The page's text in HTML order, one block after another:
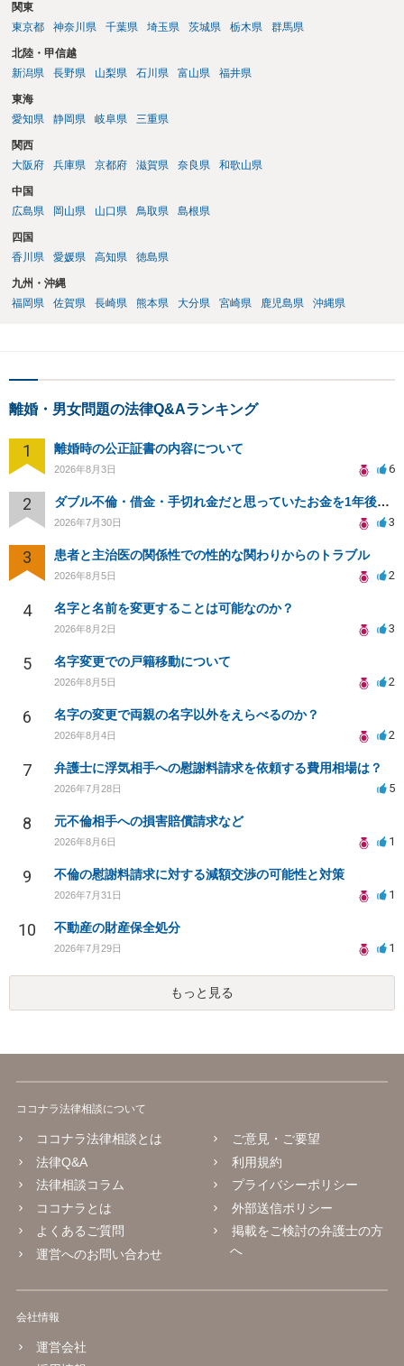
関東
東京都
神奈川県 千葉県 埼玉県 茨城県 栃木県 群馬県
北陸・甲信越
新潟県
長野県 山梨県 石川県 富山県 福井県
東海
愛知県
静岡県 岐阜県 三重県
関西
大阪府
兵庫県 京都府 滋賀県 奈良県 和歌山県
中国
広島県
岡山県 山口県 鳥取県 島根県
四国
香川県
愛媛県 高知県 徳島県
九州・沖縄
福岡県
佐賀県 長崎県 熊本県 大分県 宮崎県 鹿児島県 沖縄県
離婚・男女問題の法律Q&Aランキング
1 離婚時の公正証書の内容について
2026年8月3日 6
2 ダブル不倫・借金・手切れ金だと思っていたお金を1年後いまさら脅迫罪として通知書が来てまとめて請求
2026年7月30日 3
3 患者と主治医の関係性での性的な関わりからのトラブル
2026年8月5日 2
4 名字と名前を変更することは可能なのか？
2026年8月2日 3
5 名字変更での戸籍移動について
2026年8月5日 2
6 名字の変更で両親の名字以外をえらべるのか？
2026年8月4日 2
7 弁護士に浮気相手への慰謝料請求を依頼する費用相場は？
2026年7月28日 5
8 元不倫相手への損害賠償請求など
2026年8月6日 1
9 不倫の慰謝料請求に対する減額交渉の可能性と対策
2026年7月31日 1
10 不動産の財産保全処分
2026年7月29日 1
もっと見る
ココナラ法律相談について
ココナラ法律相談とは
法律Q&A
法律相談コラム
ココナラとは
よくあるご質問
運営へのお問い合わせ
ご意見・ご要望
利用規約
プライバシーポリシー
外部送信ポリシー
掲載をご検討の弁護士の方
へ
会社情報
運営会社